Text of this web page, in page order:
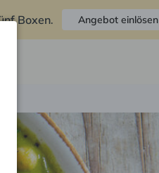
Boxen. Angebot einlösen